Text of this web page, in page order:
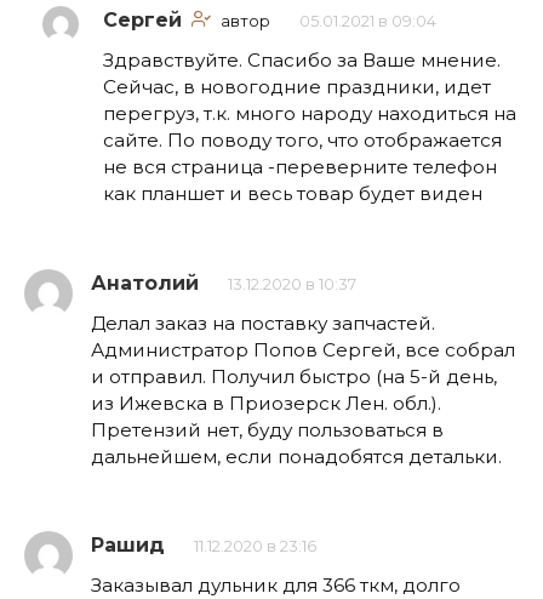
Сергей автор 05.01.2021 в 09:04
Здравствуйте. Спасибо за Ваше мнение.
Сейчас, в новогодние праздники, идет
перегруз, т.к. много народу находиться на
сайте. По поводу того, что отображается
не вся страница -переверните телефон
как планшет и весь товар будет виден
Анатолий 13.12.2020 в 10:37
Делал заказ на поставку запчастей.
Администратор Попов Сергей, все собрал
и отправил. Получил быстро (на 5-й день,
из Ижевска в Приозерск Лен. обл.).
Претензий нет, буду пользоваться в
дальнейшем, если понадобятся детальки.
Рашид 11.12.2020 в 23:16
Заказывал дульник для 366 ткм, долго